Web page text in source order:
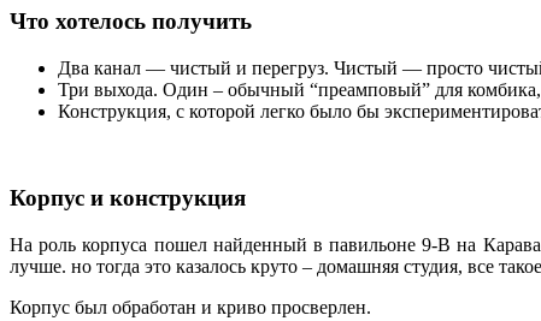
Что хотелось получить
Два канал — чистый и перегруз. Чистый — просто
Три выхода. Один – обычный “преамповый” для
Конструкция, с которой легко было бы
Корпус и конструкция
На роль корпуса пошел найденный в павильоне 9-В на
лучше. но тогда это казалось круто – домашняя студия, все
Корпус был обработан и криво просверлен.